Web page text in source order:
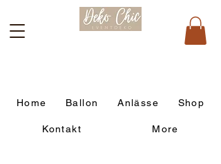
Home Ballon Anlässe Shop
Kontakt More